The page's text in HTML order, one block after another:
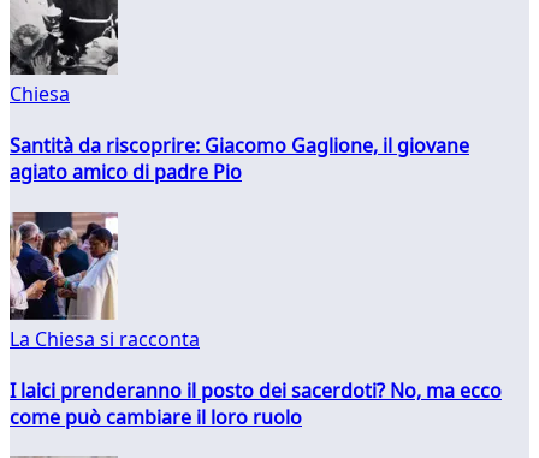
Chiesa
Santità da riscoprire: Giacomo Gaglione, il giovane
agiato amico di padre Pio
La Chiesa si racconta
I laici prenderanno il posto dei sacerdoti? No, ma ecco
come può cambiare il loro ruolo